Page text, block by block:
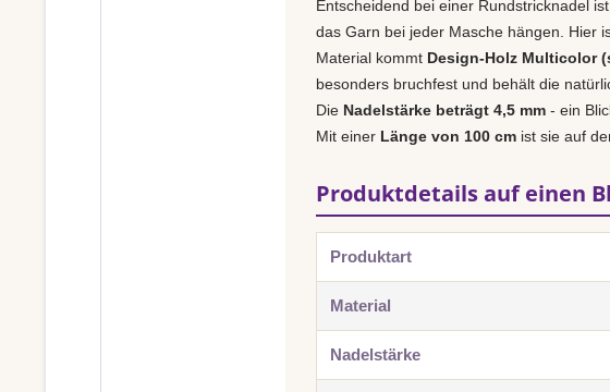
Entscheidend bei einer Rundstricknadel
das Garn bei jeder Masche hängen. Hier
Material kommt Design-Holz Multicolor
besonders bruchfest und behält die
Die Nadelstärke beträgt 4,5 mm - ein
Mit einer Länge von 100 cm ist sie auf
Produktdetails auf einen
Produktart
Material
Nadelstärke